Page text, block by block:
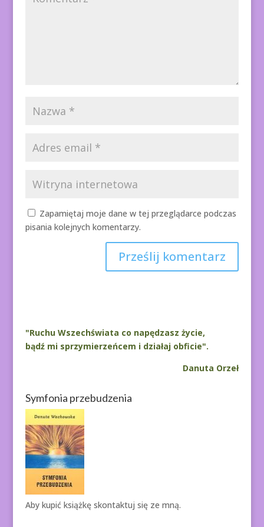
Zapamiętaj moje dane w tej przeglądarce podczas
pisania kolejnych komentarzy.
r
n
v
:
"Ruchu Wszechświata co napędzasz życie,
bądź mi sprzymierzeńcem i działaj obficie".
Danuta Orzeł
Symfonia przebudzenia
Aby kupić książkę skontaktuj się ze mną.